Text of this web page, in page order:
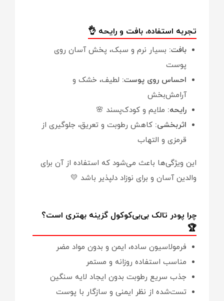
تجربه استفاده، بافت و رایحه 👌
بافت: بسیار نرم و سبک، پخش آسان روی
پوست
احساس روی پوست: لطیف، خشک و
آرامش‌بخش
رایحه: ملایم و کودک‌پسند 🌸
اثربخشی: کاهش رطوبت و تعریق، جلوگیری از
قرمزی و التهاب
این ویژگی‌ها باعث می‌شود که استفاده از آن برای
والدین آسان و برای نوزاد دلپذیر باشد 💛
چرا پودر تالک بی‌بی‌کوکول گزینه بهتری است؟
🏆
فرمولاسیون ساده، ایمن و بدون مواد مضر
مناسب استفاده روزانه و مستمر
جذب سریع رطوبت بدون ایجاد لایه سنگین
تست‌شده از نظر ایمنی و سازگار با پوست